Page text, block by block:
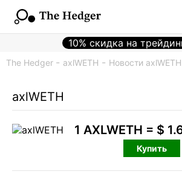
10% скидка на
The Hedger axlWETH Новости
axlWETH
1 AXLWETH = $
Купить